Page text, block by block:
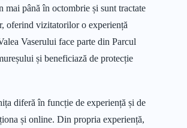
mai până în octombrie și sunt tractate
oferind vizitatorilor o experiență
Vaserului face parte din Parcul
și beneficiază de protecție
diferă în funcție de experiență și de
și online. Din propria experiență,